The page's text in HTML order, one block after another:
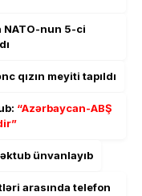
NATO-nun 5-ci
qızın meyiti tapıldı
“Azərbaycan-ABŞ
ünvanlayıb
arasında telefon